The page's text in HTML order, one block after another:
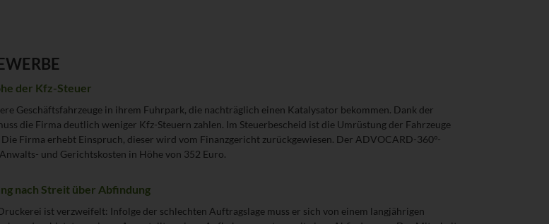
der Kfz-Steuer
Geschäftsfahrzeuge in ihrem Fuhrpark, die nachträglich einen Katalysator bekommen. Dank der
die Firma deutlich weniger Kfz-Steuern zahlen. Im Steuerbescheid ist die Umrüstung der Fahrzeuge
Firma erhebt Einspruch, dieser wird vom Finanzgericht zurückgewiesen. Der ADVOCARD-360°-
und Gerichtskosten in Höhe von 352 Euro.
nach Streit über Abfindung
ist verzweifelt: Infolge der schlechten Auftragslage muss er sich von einem langjährigen